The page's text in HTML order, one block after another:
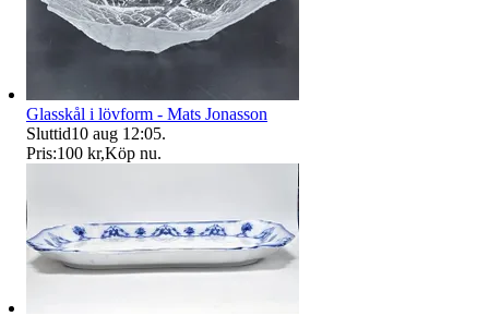
Glasskål i lövform - Mats Jonasson
Sluttid10 aug 12:05.
Pris:100 kr,Köp nu.